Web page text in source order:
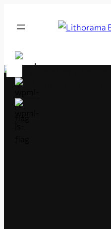
στο
Lithorama